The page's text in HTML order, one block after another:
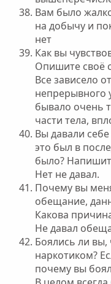
Вам было
на добычу и
нет
Как вы
Опишите своё
Все зависело
непрерывного
бывало очень
части тела,
Вы давали
это был в
было?
Нет не давал.
Почему вы
обещание,
Какова
Не давал
Боялись ли вы,
наркотиком?
почему вы